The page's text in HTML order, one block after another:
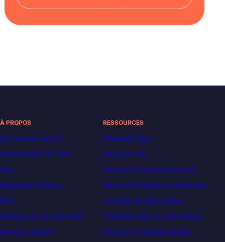
À PROPOS
Qui sommes-nous ?
Financements et tarifs
Avis
Règlement intérieur
FAQ
Politique de confidentialité
Mentions légales
RESSOURCES
Decoded | Blog
Découvrir n8n
Découvrir le machine learning
Découvrir l’intelligence artificielle
Le métier de Data Analyst
Formation POEI en informatique
Découvrir le langage Python